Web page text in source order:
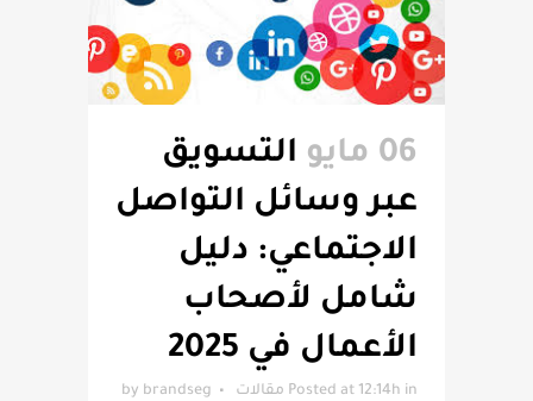
06 مايو
التسويق
عبر وسائل التواصل
الاجتماعي: دليل
شامل لأصحاب
الأعمال في 2025
Posted at 12:14h in مقالات by brandseg